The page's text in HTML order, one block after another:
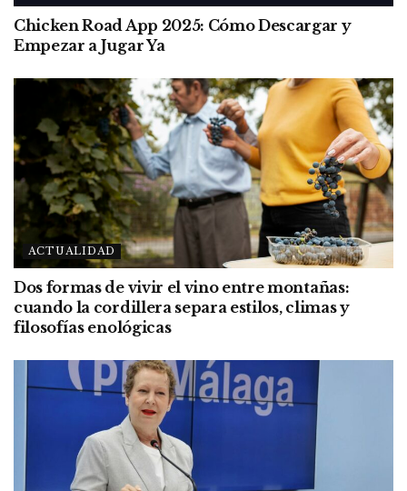
Chicken Road App 2025: Cómo Descargar y
Empezar a Jugar Ya
ACTUALIDAD
Dos formas de vivir el vino entre montañas:
cuando la cordillera separa estilos, climas y
filosofías enológicas